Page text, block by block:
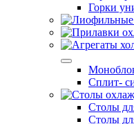
Горки
Сплит-
Столы
Столы